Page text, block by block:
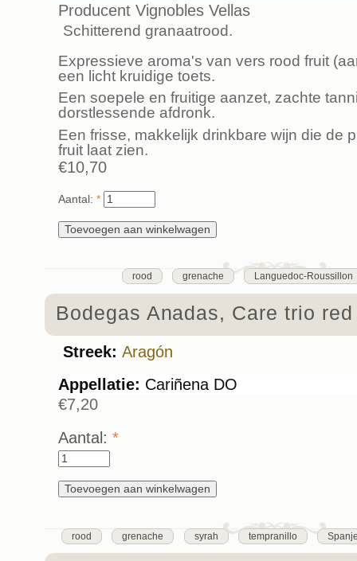
Producent Vignobles Vellas
Schitterend granaatrood.
Expressieve aroma's van vers rood fruit
een licht kruidige toets.
Een soepele en fruitige aanzet, zachte
dorstlessende afdronk.
Een frisse, makkelijk drinkbare wijn die de
fruit laat zien.
€10,70
Aantal: *
rood grenache Languedoc-Roussillon
Bodegas Anadas, Care trio
Streek: Aragón
Appellatie: Cariñena DO
€7,20
Aantal: *
rood grenache syrah tempranillo